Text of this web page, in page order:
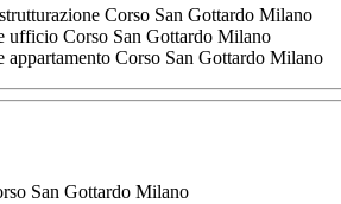
Corso San Gottardo Milano
ufficio Corso San Gottardo Milano
appartamento Corso San Gottardo Milano